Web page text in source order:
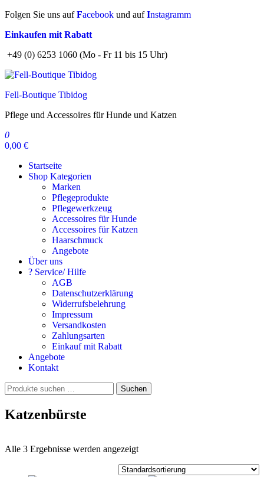
Zum
springen
Folgen Sie uns aufFacebook und aufInstagramm
Einkaufen mit Rabatt
+49 (0) 6253 1060 (Mo - Fr 11 bis 15 Uhr)
Fell-Boutique Tibidog
Pflege und Accessoires für Hunde und Katzen
0
0,00 €
Startseite
Shop Kategorien
Marken
Pflegeprodukte
Pflegewerkzeug
Accessoires für Hunde
Accessoires für Katzen
Haarschmuck
Angebote
Über uns
? Service/ Hilfe
AGB
Datenschutzerklärung
Widerrufsbelehrung
Impressum
Versandkosten
Zahlungsarten
Einkauf mit Rabatt
Angebote
Kontakt
Suchen
nach:
Suchen
Katzenbürste
Alle 3 Ergebnisse werden angezeigt